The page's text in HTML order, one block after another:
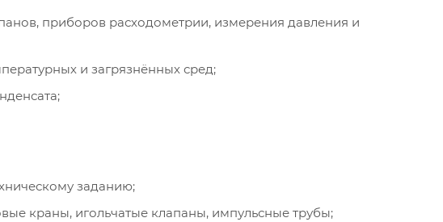
приборов расходометрии, измерения давления и
и загрязнённых сред;
заданию;
краны, игольчатые клапаны, импульсные трубы;